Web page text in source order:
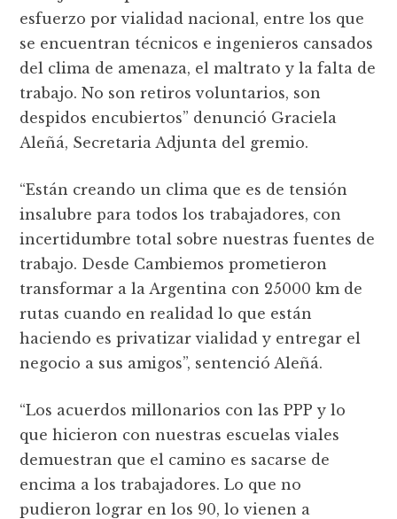
esfuerzo por vialidad nacional, entre los que
se encuentran técnicos e ingenieros cansados
del clima de amenaza, el maltrato y la falta de
trabajo. No son retiros voluntarios, son
despidos encubiertos” denunció Graciela
Aleñá, Secretaria Adjunta del gremio.
“Están creando un clima que es de tensión
insalubre para todos los trabajadores, con
incertidumbre total sobre nuestras fuentes de
trabajo. Desde Cambiemos prometieron
transformar a la Argentina con 25000 km de
rutas cuando en realidad lo que están
haciendo es privatizar vialidad y entregar el
negocio a sus amigos”, sentenció Aleñá.
“Los acuerdos millonarios con las PPP y lo
que hicieron con nuestras escuelas viales
demuestran que el camino es sacarse de
encima a los trabajadores. Lo que no
pudieron lograr en los 90, lo vienen a